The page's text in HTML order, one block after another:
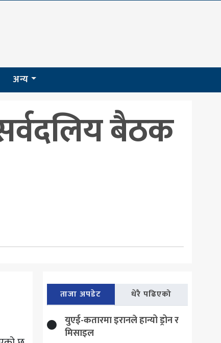
अन्य
बैठक
ताजा अपडेट धेरै पढिएको
युएई-कतारमा इरानले हान्यो ड्रोन र
मिसाइल